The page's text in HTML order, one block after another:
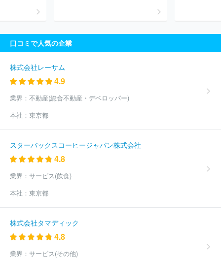
会社ＬＴＴバイオファーマ
日本モンサント株式
益財団法人食品農医薬品安全性評価センター
株式会社日本教育綜合
研究所
株式会社メディック
テクノロジー株式会社
ー
公益財団法人鉄道総合技術研究所
ャパン
公益財団法人パブリックヘルスリサーチセンター
独立行
政法人製品評価技術基盤機構
大学共同利用機関法人情報・システム
会社デンソーパワトレインテクノロジーズ
研電気システム
サイネオス・ヘルス・クリニカル株式会社
大学
王製紙保安検査システム株式会社
一般社団法人メディポリス医学研
究所
セルソース株式会社
ラクオリア創薬
株式会社
公益財団法人かずさＤＮＡ研究所
口コミで人気の企業
株式会社レーサム
4.9
業界： 不動産(総合不動産・デベロッパー)
本社： 東京都
スターバックスコーヒージャパン株式会社
4.8
業界： サービス(飲食)
本社： 東京都
株式会社タマディック
4.8
業界： サービス(その他)